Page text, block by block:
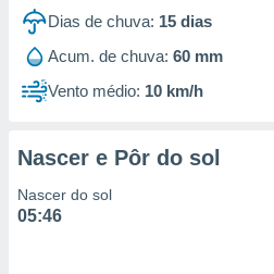
1199
Dias de chuva: 15 dias
Acum. de chuva: 60 mm
Vento médio: 10 km/h
Nascer e Pôr do sol
Nascer do sol
05:46